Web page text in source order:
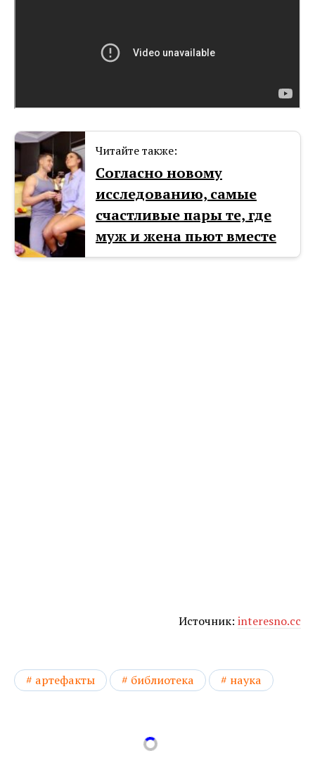
Читайте также:
Согласно новому
исследованию, самые
счастливые пары те, где
муж и жена пьют вместе
Источник: interesno.cc
артефакты библиотека наука